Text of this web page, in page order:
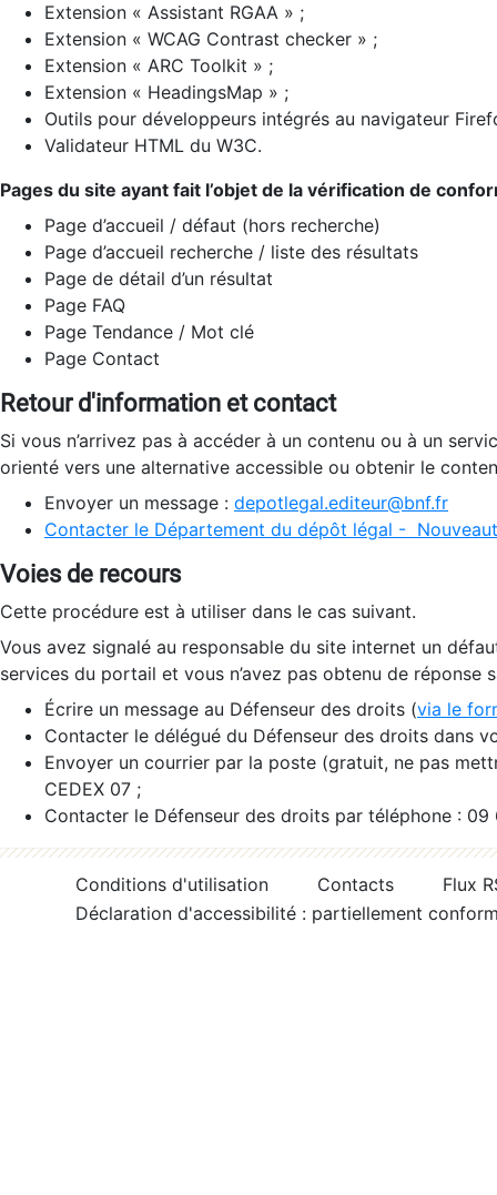
Extension « Assistant RGAA » ;
Extension « WCAG Contrast checker » ;
Extension « ARC Toolkit » ;
Extension « HeadingsMap » ;
Outils pour développeurs intégrés au navigateur
Validateur HTML du W3C.
Pages du site ayant fait l’objet de la vérification de
Page d’accueil / défaut (hors recherche)
Page d’accueil recherche / liste des résultats
Page de détail d’un résultat
Page FAQ
Page Tendance / Mot clé
Page Contact
Retour d'information et contact
Si vous n’arrivez pas à accéder à un contenu ou à un
orienté vers une alternative accessible ou obtenir le
Envoyer un message : depotlegal.editeur@bnf.fr
Contacter le Département du dépôt légal -
Voies de recours
Cette procédure est à utiliser dans le cas suivant.
Vous avez signalé au responsable du site internet un
services du portail et vous n’avez pas obtenu de réponse
Écrire un message au Défenseur des droits (via le
Contacter le délégué du Défenseur des droits dans
Envoyer un courrier par la poste (gratuit, ne pas
CEDEX 07 ;
Contacter le Défenseur des droits par téléphone :
Conditions d'utilisation Contacts
Flux
Déclaration d'accessibilité : partiellement